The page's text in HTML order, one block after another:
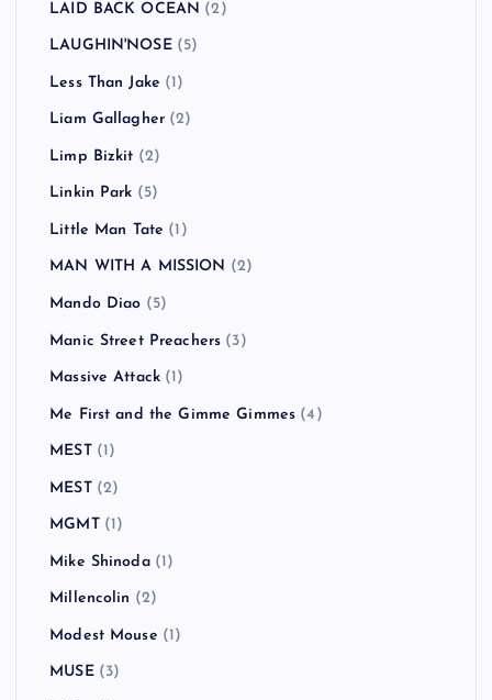
LAID BACK OCEAN (2)
LAUGHIN'NOSE(5)
Less Than Jake (1)
Liam Gallagher (2)
Limp Bizkit (2)
Linkin Park (5)
Little Man Tate (1)
MAN WITH A MISSION (2)
Mando Diao (5)
Manic Street Preachers (3)
Massive Attack (1)
Me First and the Gimme Gimmes (4)
MEST(1)
MEST(2)
MGMT(1)
Mike Shinoda(1)
Millencolin (2)
Modest Mouse (1)
MUSE(3)